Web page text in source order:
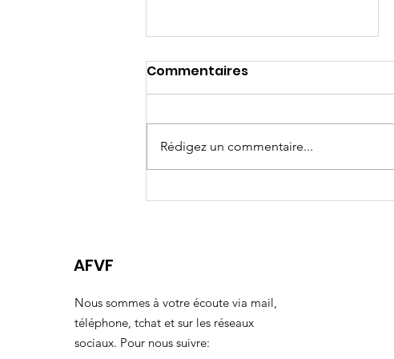
J-60 Assises Nationales
Commentaires
Rédigez un commentaire...
AFVF
Nous sommes à votre écoute via mail,
téléphone, tchat et sur les réseaux
sociaux. Pour nous suivre: